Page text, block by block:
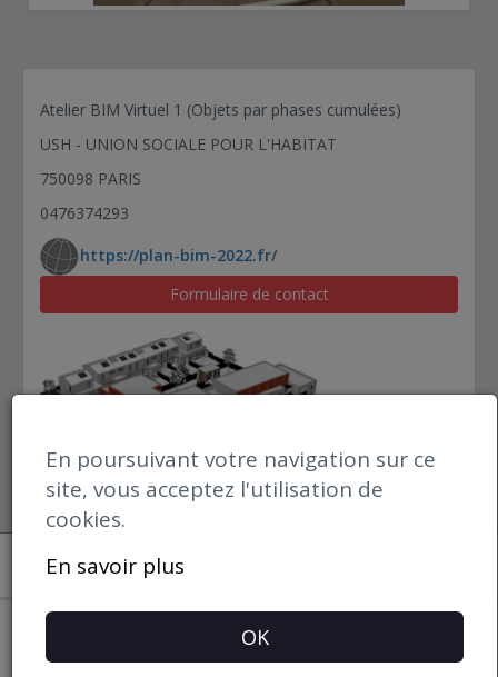
Atelier BIM Virtuel 1 (Objets par phases cumulées)
USH - UNION SOCIALE POUR L'HABITAT
750098 PARIS
0476374293
https://plan-bim-2022.fr/
Formulaire de contact
En poursuivant votre navigation sur ce
site, vous acceptez l'utilisation de
cookies.
En savoir plus
OK
Open datBIM
Mentions Légales